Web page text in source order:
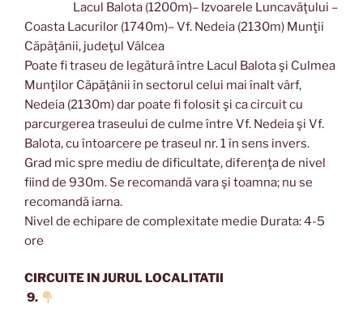
Lacul Balota (1200m)– Izvoarele Luncavăţului –
Coasta Lacurilor (1740m)– Vf. Nedeia (2130m) Munţii
Căpăţânii, judeţul Vâlcea
Poate fi traseu de legătură între Lacul Balota şi Culmea
Munţilor Căpăţânii în sectorul celui mai înalt vârf,
Nedeia (2130m) dar poate fi folosit şi ca circuit cu
parcurgerea traseului de culme între Vf. Nedeia şi Vf.
Balota, cu întoarcere pe traseul nr. 1 în sens invers.
Grad mic spre mediu de dificultate, diferenţa de nivel
fiind de 930m. Se recomandă vara şi toamna; nu se
recomandă iarna.
Nivel de echipare de complexitate medie Durata: 4-5
ore
CIRCUITE IN JURUL LOCALITATII
9.